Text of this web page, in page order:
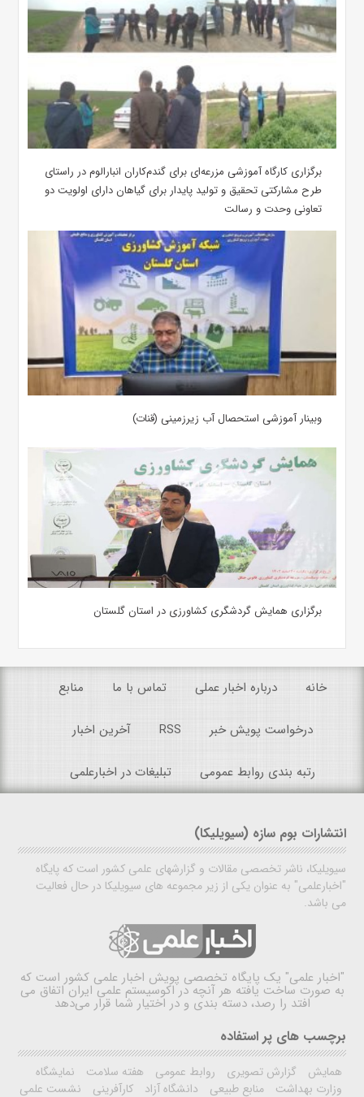
برگزاری کارگاه آموزشی مزرعه‌ای برای گندم‌کاران انبارالوم در راستای
طرح مشارکتی تحقیق و تولید پایدار برای گیاهان دارای اولویت دو
تعاونی وحدت و رسالت
وبینار آموزشی استحصال آب زیرزمینی (قنات)
برگزاری همایش گردشگری کشاورزی در استان گلستان
خانه درباره اخبار عملی تماس با ما منابع
درخواست پویش خبر RSS آخرین اخبار
رتبه بندی روابط عمومی تبلیغات در اخبارعلمی
انتشارات بوم سازه (سیویلیکا)
سیویلیکا، ناشر تخصصی مقالات و گزارشهای علمی کشور است که پایگاه
"اخبارعلمی" به عنوان یکی از زیر مجموعه های سیویلیکا در حال فعالیت
می باشد.
"اخبار علمی" یک پایگاه تخصصی پویش اخبار علمی کشور است که
به صورت ساخت یافته هر آنچه در اکوسیستم علمی ایران اتفاق می
افتد را رصد، دسته بندی و در اختیار شما قرار می‌دهد
برچسب های پر استفاده
همایش گزارش تصویری روابط عمومی هفته سلامت
نمایشگاه
وزارت بهداشت
منابع طبیعی دانشگاه آزاد کارآفرینی نشست علمی